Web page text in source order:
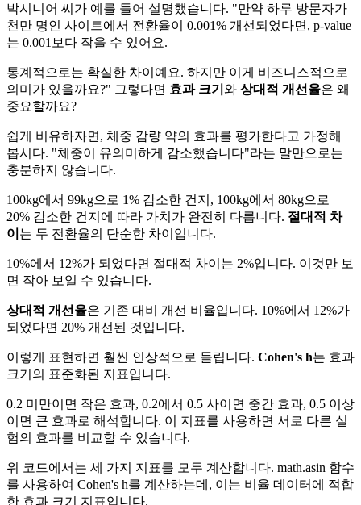
박시니어 씨가 예를 들어 설명했습니다. "만약 하루 방문자가
천만 명인 사이트에서 전환율이 0.001% 개선되었다면, p-value
는 0.001보다 작을 수 있어요.
통계적으로는 확실한 차이예요. 하지만 이게 비즈니스적으로
의미가 있을까요?" 그렇다면 효과 크기 와 상대적 개선율은 왜
중요할까요?
쉽게 비유하자면, 체중 감량 약의 효과를 평가한다고 가정해
봅시다. "체중이 유의미하게 감소했습니다"라는 말만으로는
충분하지 않습니다.
100kg에서 99kg으로 1% 감소한 건지, 100kg에서 80kg으로
20% 감소한 건지에 따라 가치가 완전히 다릅니다. 절대적 차
이 는 두 전환율의 단순한 차이입니다.
10%에서 12%가 되었다면 절대적 차이는 2%입니다. 이것만 보
면 작아 보일 수 있습니다.
상대적 개선율은 기존 대비 개선 비율입니다. 10%에서 12%가
되었다면 20% 개선된 것입니다.
이렇게 표현하면 훨씬 인상적으로 들립니다. Cohen's h는 효과
크기의 표준화된 지표입니다.
0.2 미만이면 작은 효과, 0.2에서 0.5 사이면 중간 효과, 0.5 이상
이면 큰 효과로 해석합니다. 이 지표를 사용하면 서로 다른 실
험의 효과를 비교할 수 있습니다.
위 코드에서는 세 가지 지표를 모두 계산합니다. math.asin 함수
를 사용하여 Cohen's h를 계산하는데, 이는 비율 데이터에 적합
한 효과 크기 지표입니다.